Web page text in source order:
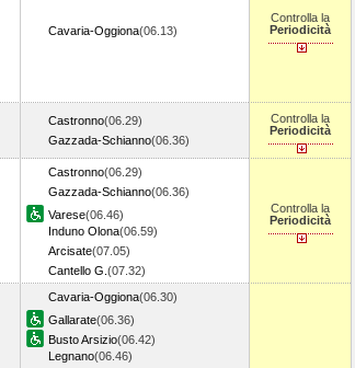
Cavaria-Oggiona(06.13)
Controlla la
Periodicità
Castronno(06.29)
Gazzada-Schianno(06.36)
Controlla la
Periodicità
Castronno(06.29)
Gazzada-Schianno(06.36)
Varese(06.46)
Induno Olona(06.59)
Arcisate(07.05)
Cantello G. (07.32)
Controlla la
Periodicità
Cavaria-Oggiona(06.30)
Gallarate(06.36)
Busto Arsizio(06.42)
Legnano(06.46)